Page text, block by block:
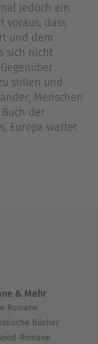
jedoch ein
voraus, dass
und dem
sich nicht
stillen und
Menschen
der
Europa wartet
& Mehr
Romane
Bücher
Romane